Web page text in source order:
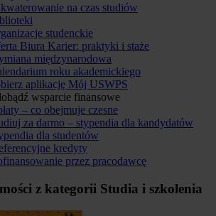
na czas studiów
studenckie
Biura Karier: praktyki i staże
międzynarodowa
roku akademickiego
aplikację Mój USWPS
wsparcie finansowe
– co obejmuje czesne
za darmo – stypendia dla kandydatów
dla studentów
kredyty
przez pracodawcę
z kategorii Studia i szkolenia